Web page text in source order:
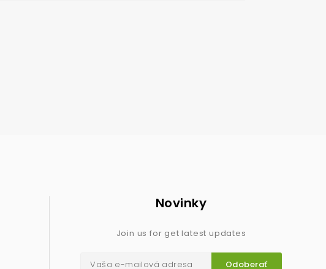
Novinky
Join us for get latest updates